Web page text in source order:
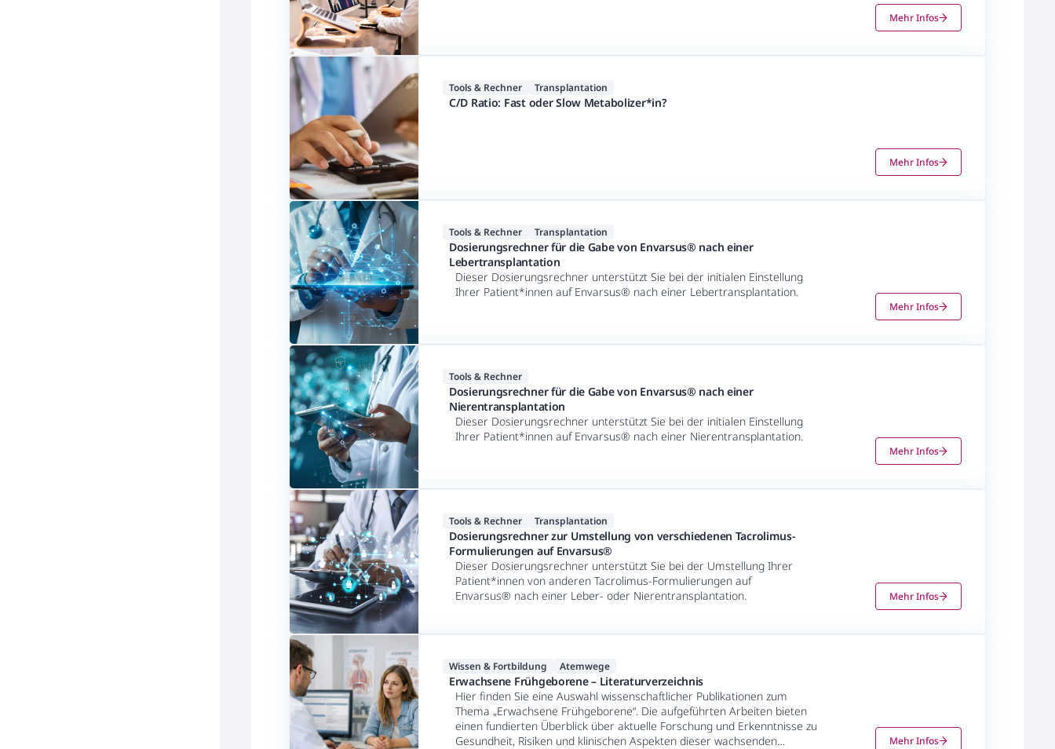
Mehr Infos
Tools & Rechner Transplantation
C/D Ratio: Fast oder Slow Metabolizer*in?
Mehr Infos
Tools & Rechner Transplantation
Dosierungsrechner für die Gabe von Envarsus® nach einer
Lebertransplantation
Dieser Dosierungsrechner unterstützt Sie bei der initialen Einstellung
Ihrer Patient*innen auf Envarsus® nach einer Lebertransplantation.
Mehr Infos
Tools & Rechner
Dosierungsrechner für die Gabe von Envarsus® nach einer
Nierentransplantation
Dieser Dosierungsrechner unterstützt Sie bei der initialen Einstellung
Ihrer Patient*innen auf Envarsus® nach einer Nierentransplantation.
Mehr Infos
Tools & Rechner Transplantation
Dosierungs­rechner zur Umstellung von verschiedenen Tacrolimus-
Formulierungen auf Envarsus®
Dieser Dosierungsrechner unterstützt Sie bei der Umstellung Ihrer
Patient*innen von anderen Tacrolimus-Formulierungen auf
Envarsus® nach einer Leber- oder Nierentransplantation.
Mehr Infos
Wissen & Fortbildung Atemwege
Erwachsene Frühgeborene – Literaturverzeichnis
Hier finden Sie eine Auswahl wissenschaftlicher Publikationen zum
Thema „Erwachsene Frühgeborene“. Die aufgeführten Arbeiten bieten
einen fundierten Überblick über aktuelle Forschung und Erkenntnisse zu
Gesundheit, Risiken und klinischen Aspekten dieser wachsenden
Mehr Infos